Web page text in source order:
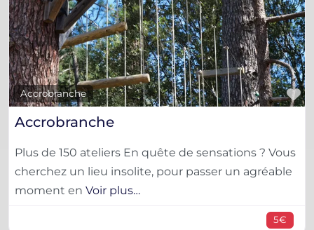
Accrobranche
Accrobranche
Plus de 150 ateliers En quête de sensations ? Vous
cherchez un lieu insolite, pour passer un agréable
moment en Voir plus…
5€